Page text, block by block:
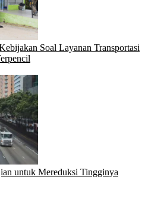
Soal Layanan Transportasi
untuk Mereduksi Tingginya